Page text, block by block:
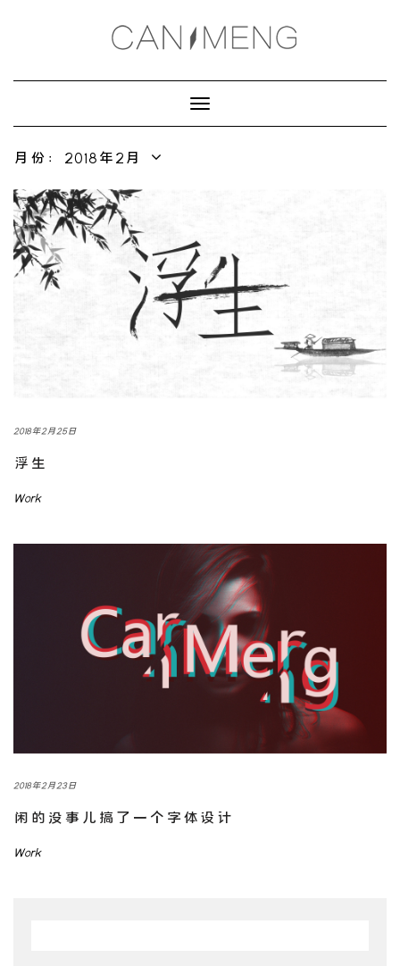
Toggle
Navigation
月份：2018年2月
2018年2月25日
浮生
Work
2018年2月23日
闲的没事儿搞了一个字体设计
Work